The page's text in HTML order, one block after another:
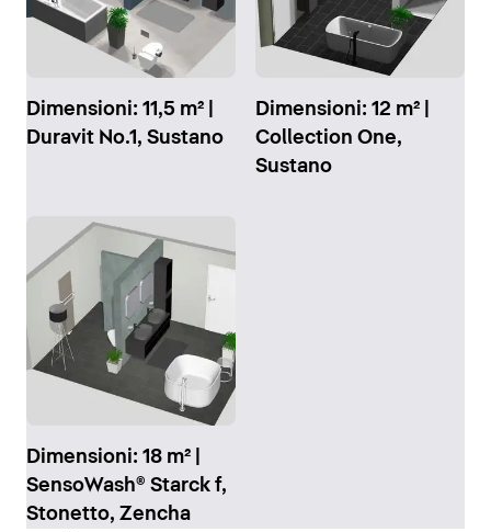
Dimensioni: 11,5 m² |
Duravit No.1, Sustano
Dimensioni: 12 m² |
Collection One,
Sustano
Dimensioni: 18 m² |
SensoWash® Starck f,
Stonetto, Zencha